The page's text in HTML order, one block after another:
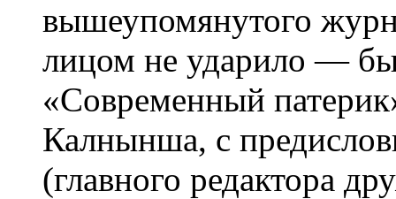
вышеупомянутого
лицом не ударило —
«Современный
Калнынша, с
(главного редактора